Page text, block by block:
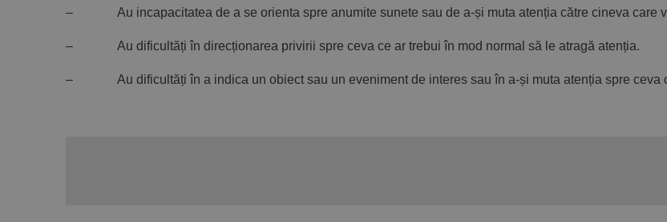
– Au incapacitatea de a se orienta spre anumite sunete sau de a-și muta atenția către cineva care
– Au dificultăți în direcționarea privirii spre ceva ce ar trebui în mod normal să le atragă atenția.
– Au dificultăți în a indica un obiect sau un eveniment de interes sau în a-și muta atenția spre ceva